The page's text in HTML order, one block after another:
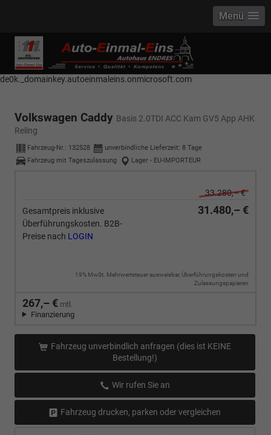
------------ Host Name : selector1._domainkey Points to address or value:
selector1-aee-de0k._domainkey.autoeinmaleins.onmicrosoft.com Host
Name : selector2._domainkey Points to address or value: selector2-aee-
de0k._domainkey.autoeinmaleins.onmicrosoft.com
Menü
Volkswagen Caddy Basis 2.0TDI ACC Kam GV5 App AHK
Reling
Fahrzeug-Nr.: 132528 unverbindliche Lieferzeit: 8 Tage
Fahrzeug mit Tageszulassung
Lager - EU-IMPORTEUR
33.280,– €
Gesamtpreis inklusive
Überführungskosten. B2B-
Preise nach LOGIN
31.480,– €
19% MwSt. Mehrwertsteuer ausweisbar, Überführungskosten und
Zulassungspapieren
267,– € mtl.
Finanzierung
Fahrzeug unverbindlich anfragen (dies ist KEINE
Bestellung!)
Wir rufen Sie an
Fahrzeug drucken, parken oder vergleichen